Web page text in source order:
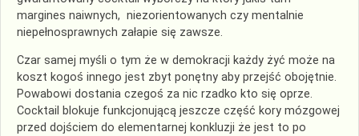
margines naiwnych, niezorientowanych czy mentalnie
niepełnosprawnych załapie się zawsze.
Czar samej myśli o tym że w demokracji każdy żyć może na
koszt kogoś innego jest zbyt ponętny aby przejść obojętnie.
Powabowi dostania czegoś za nic rzadko kto się oprze.
Cocktail blokuje funkcjonującą jeszcze część kory mózgowej
przed dojściem do elementarnej konkluzji że jest to po